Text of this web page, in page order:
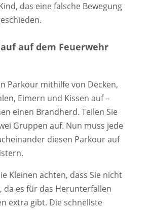
das eine falsche Bewegung
auf dem Feuerwehr
Parkour mithilfe von Decken,
Eimern und Kissen auf –
einen Brandherd. Teilen Sie
Gruppen auf. Nun muss jede
diesen Parkour auf
Kleinen achten, dass Sie nicht
da es für das Herunterfallen
extra gibt. Die schnellste